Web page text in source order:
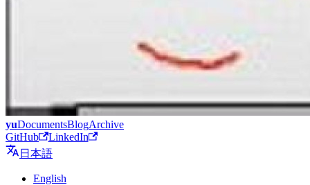
yuDocumentsBlogArchive
GitHub
LinkedIn
日本語
English